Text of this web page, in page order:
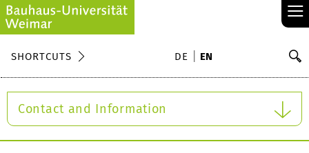
≡
SHORTCUTS DE EN
Contact and Information